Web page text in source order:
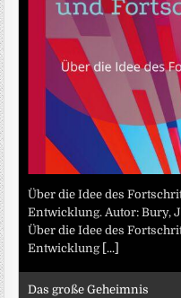
Über die Idee des
Entwicklung. Autor: Bury,
Über die Idee des
Entwicklung [...]
Das große Geheimnis